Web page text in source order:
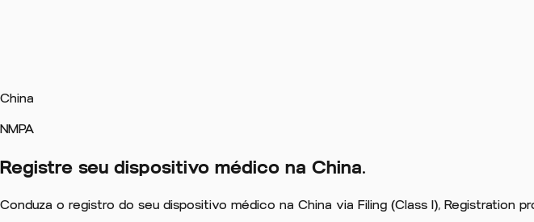
China
NMPA
Registre seu dispositivo médico na China.
Conduza o registro do seu dispositivo médico na China via Filing (Class I), Registration